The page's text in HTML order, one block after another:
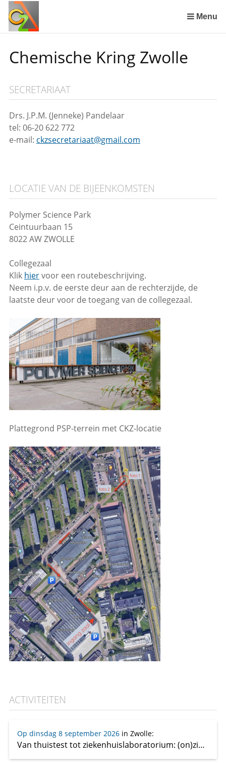
links
over
naar
de
Spring
naar
het
menu
Menu
Chemische Kring Zwolle
SECRETARIAAT
Drs. J.P.M. (Jenneke) Pandelaar
tel: 06-20 622 772
e-mail: ckzsecretariaat@gmail.com
LOCATIE VAN DE BIJEENKOMSTEN
Polymer Science Park
Ceintuurbaan 15
8022 AW ZWOLLE
Collegezaal
Klik hiervoor een routebeschrijving.
Neem i.p.v. de eerste deur aan de rechterzijde, de
laatste deur voor de toegang van de collegezaal.
Plattegrond PSP-terrein met CKZ-locatie
ACTIVITEITEN
Op dinsdag 8 september 2026in Zwolle:
Van thuistest tot ziekenhuislaboratorium: (on)zin, feit en fabel